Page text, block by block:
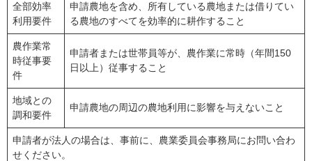
申請者が法人の場合は、事前に、農業委員会事務局にお問い合わ
せください。
全部効率
利用要件
申請農地を含め、所有している農地または借りてい
る農地のすべてを効率的に耕作すること
農作業常
時従事要
件
申請者または世帯員等が、農作業に常時（年間150
日以上）従事すること
地域との
調和要件
申請農地の周辺の農地利用に影響を与えないこと